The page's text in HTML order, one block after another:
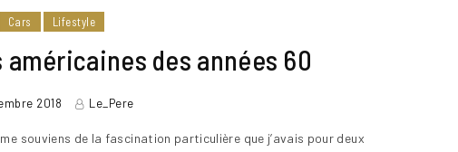
Cars Lifestyle
des années 60
2018 Le_Pere
souviens de la fascination particulière que j’avais pour deux